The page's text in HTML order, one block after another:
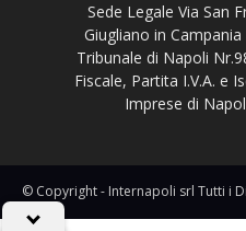
Sede Legale Via San
Giugliano in
Tribunale di Napoli
Fiscale, Partita I.V.A. e
Imprese di
© Copyright - Internapoli srl Tutti i